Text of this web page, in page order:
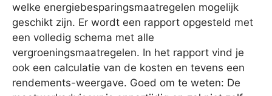
welke energiebesparingsmaatregelen mogelijk
geschikt zijn. Er wordt een rapport opgesteld met
een volledig schema met alle
vergroeningsmaatregelen. In het rapport vind je
ook een calculatie van de kosten en tevens een
rendements-weergave. Goed om te weten: De